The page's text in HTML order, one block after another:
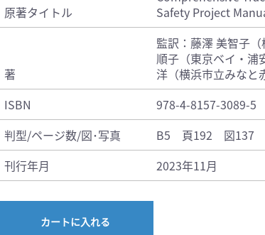
原著タイトル
Safety Project
著
監訳：藤澤 美智子
順子（東京ベイ・浦
洋（横浜市立みなと
ISBN
978-4-8157-3089-5
判型/ページ数/図･写真
B5 頁192 図137
刊行年月
2023年11月
カートに入れる